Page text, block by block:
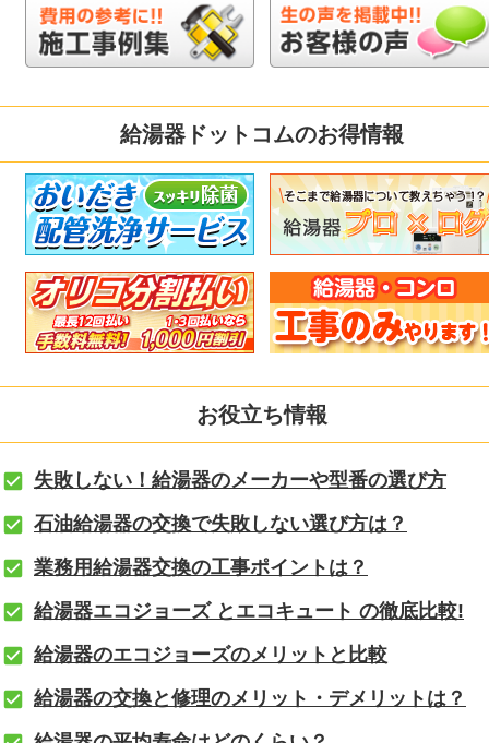
給湯器ドットコムのお得情報
お役立ち情報
失敗しない！給湯器のメーカーや型番の選び方
石油給湯器の交換で失敗しない選び方は？
業務用給湯器交換の工事ポイントは？
給湯器エコジョーズ とエコキュート の徹底比較!
給湯器のエコジョーズのメリットと比較
給湯器の交換と修理のメリット・デメリットは？